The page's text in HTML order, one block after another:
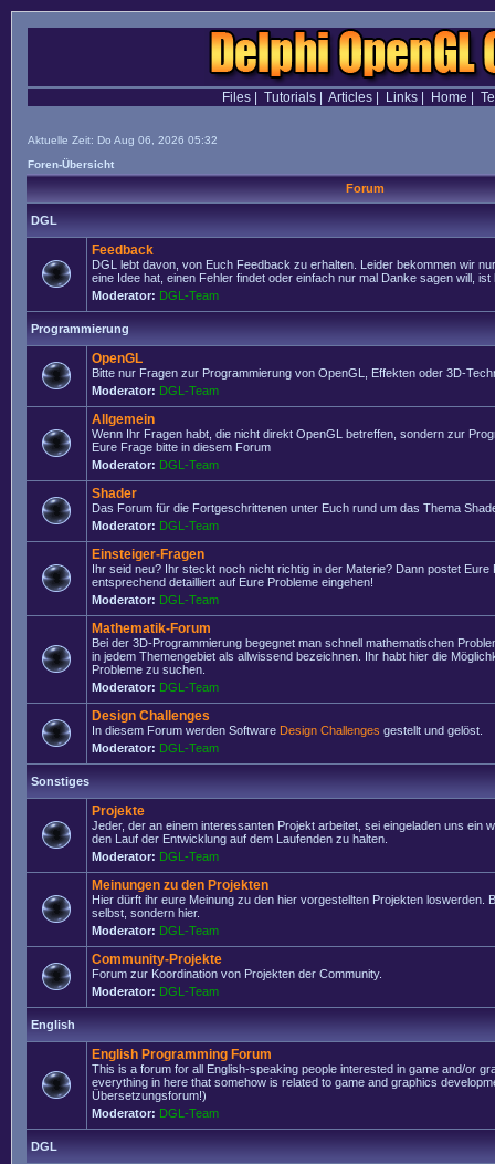
Files| Tutorials| Articles| Links| Home
Aktuelle Zeit: Do Aug 06, 2026 05:32
Foren-Übersicht
Forum
DGL
Feedback
DGL lebt davon, von Euch Feedback zu erhalten. Leider bekommen wir
eine Idee hat, einen Fehler findet oder einfach nur mal Danke sagen will, ist
Moderator: DGL-Team
Programmierung
OpenGL
Bitte nur Fragen zur Programmierung von OpenGL, Effekten oder 3D-
Moderator: DGL-Team
Allgemein
Wenn Ihr Fragen habt, die nicht direkt OpenGL betreffen, sondern zur
Eure Frage bitte in diesem Forum
Moderator: DGL-Team
Shader
Das Forum für die Fortgeschrittenen unter Euch rund um das Thema
Moderator: DGL-Team
Einsteiger-Fragen
Ihr seid neu? Ihr steckt noch nicht richtig in der Materie? Dann postet Eure
entsprechend detailliert auf Eure Probleme eingehen!
Moderator: DGL-Team
Mathematik-Forum
Bei der 3D-Programmierung begegnet man schnell mathematischen
in jedem Themengebiet als allwissend bezeichnen. Ihr habt hier die
Probleme zu suchen.
Moderator: DGL-Team
Design Challenges
In diesem Forum werden Software Design Challenges gestellt und gelöst.
Moderator: DGL-Team
Sonstiges
Projekte
Jeder, der an einem interessanten Projekt arbeitet, sei eingeladen uns ein
den Lauf der Entwicklung auf dem Laufenden zu halten.
Moderator: DGL-Team
Meinungen zu den Projekten
Hier dürft ihr eure Meinung zu den hier vorgestellten Projekten loswerden.
selbst, sondern hier.
Moderator: DGL-Team
Community-Projekte
Forum zur Koordination von Projekten der Community.
Moderator: DGL-Team
English
English Programming Forum
This is a forum for all English-speaking people interested in game and/or
everything in here that somehow is related to game and graphics
Übersetzungsforum!)
Moderator: DGL-Team
DGL